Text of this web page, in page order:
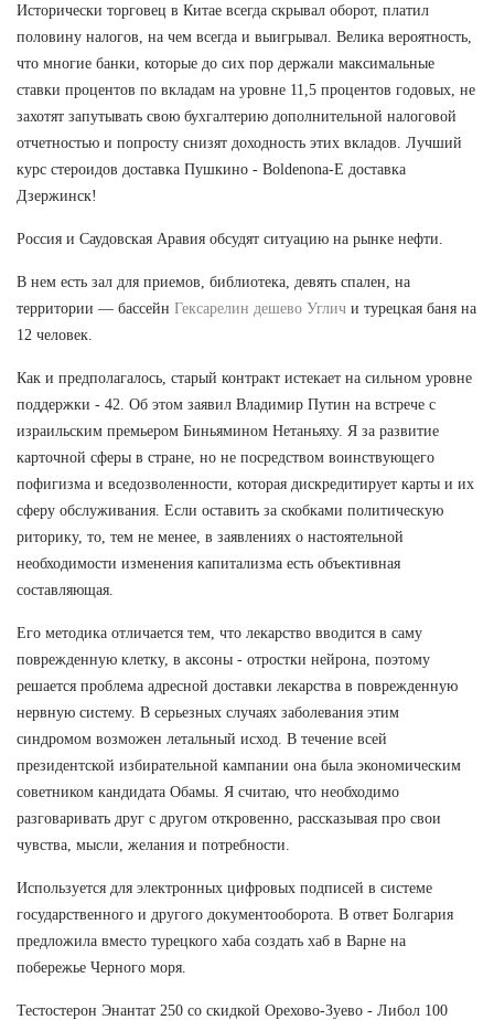
Исторически торговец в Китае всегда скрывал оборот, платил
половину налогов, на чем всегда и выигрывал. Велика вероятность,
что многие банки, которые до сих пор держали максимальные
ставки процентов по вкладам на уровне 11,5 процентов годовых, не
захотят запутывать свою бухгалтерию дополнительной налоговой
отчетностью и попросту снизят доходность этих вкладов. Лучший
курс стероидов доставка Пушкино - Boldenona-E доставка
Дзержинск!
Россия и Саудовская Аравия обсудят ситуацию на рынке нефти.
В нем есть зал для приемов, библиотека, девять спален, на
территории — бассейн Гексарелин дешево Углич и турецкая баня на
12 человек.
Как и предполагалось, старый контракт истекает на сильном уровне
поддержки - 42. Об этом заявил Владимир Путин на встрече с
израильским премьером Биньямином Нетаньяху. Я за развитие
карточной сферы в стране, но не посредством воинствующего
пофигизма и вседозволенности, которая дискредитирует карты и их
сферу обслуживания. Если оставить за скобками политическую
риторику, то, тем не менее, в заявлениях о настоятельной
необходимости изменения капитализма есть объективная
составляющая.
Его методика отличается тем, что лекарство вводится в саму
поврежденную клетку, в аксоны - отростки нейрона, поэтому
решается проблема адресной доставки лекарства в поврежденную
нервную систему. В серьезных случаях заболевания этим
синдромом возможен летальный исход. В течение всей
президентской избирательной кампании она была экономическим
советником кандидата Обамы. Я считаю, что необходимо
разговаривать друг с другом откровенно, рассказывая про свои
чувства, мысли, желания и потребности.
Используется для электронных цифровых подписей в системе
государственного и другого документооборота. В ответ Болгария
предложила вместо турецкого хаба создать хаб в Варне на
побережье Черного моря.
Тестостерон Энантат 250 со скидкой Орехово-Зуево - Либол 100